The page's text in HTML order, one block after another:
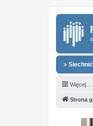
Więcej…
Strona